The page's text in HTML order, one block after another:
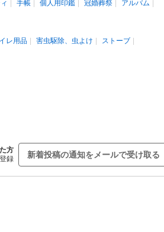
手帳 個人用印鑑 冠婚葬祭
アルバム
レ用品 害虫駆除、虫よけ
ストーブ
方
録
新着投稿の通知をメールで受け取る